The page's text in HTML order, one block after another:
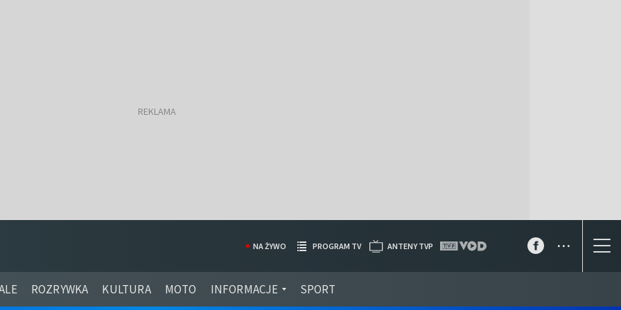
ROZRYWKA KULTURA MOTO INFORMACJE SPORT
NA ŻYWO PROGRAM TV ANTENY TVP ...